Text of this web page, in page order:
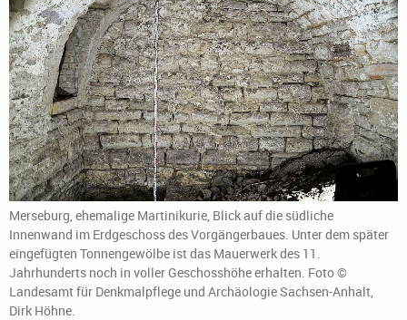
Merseburg, ehemalige Martinikurie, Blick auf die südliche
Innenwand im Erdgeschoss des Vorgängerbaues. Unter dem später
eingefügten Tonnengewölbe ist das Mauerwerk des 11.
Jahrhunderts noch in voller Geschosshöhe erhalten. Foto ©
Landesamt für Denkmalpflege und Archäologie Sachsen-Anhalt,
Dirk Höhne.